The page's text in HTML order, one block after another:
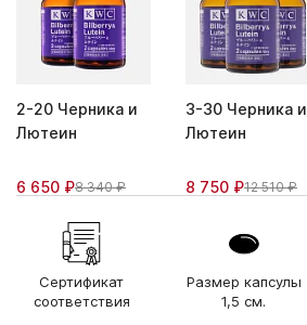
2-20 Черника и
Лютеин
6 650 ₽8 340 ₽
3-30 Черника и
Лютеин
8 750 ₽12 510 ₽
Сертификат
соответствия
Размер капсулы
1,5 см.